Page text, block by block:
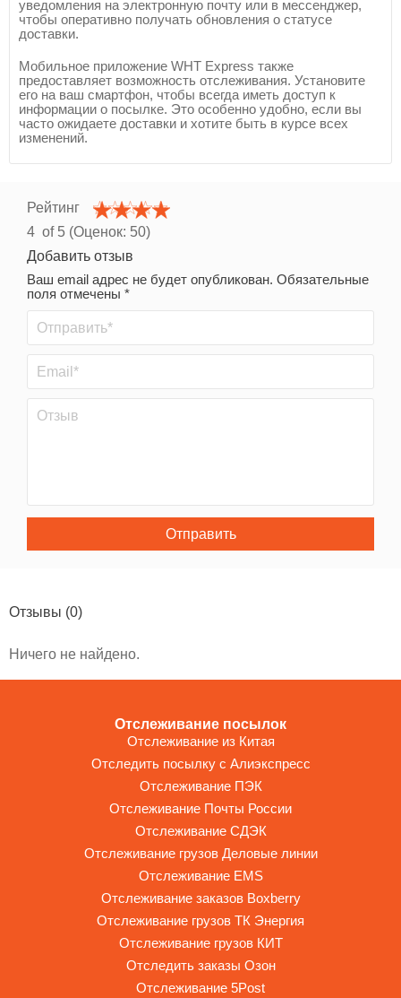
уведомления на электронную почту или в мессенджер,
чтобы оперативно получать обновления о статусе
доставки.
Мобильное приложение WHT Express также
предоставляет возможность отслеживания. Установите
его на ваш смартфон, чтобы всегда иметь доступ к
информации о посылке. Это особенно удобно, если вы
часто ожидаете доставки и хотите быть в курсе всех
изменений.
Рейтинг
4 of 5 (Оценок: 50)
Добавить отзыв
Ваш email адрес не будет опубликован. Обязательные
поля отмечены *
Отправить
Отзывы (0)
Ничего не найдено.
Отслеживание посылок
Отслеживание из Китая
Отследить посылку с Алиэкспресс
Отслеживание ПЭК
Отслеживание Почты России
Отслеживание СДЭК
Отслеживание грузов Деловые линии
Отслеживание EMS
Отслеживание заказов Boxberry
Отслеживание грузов ТК Энергия
Отслеживание грузов КИТ
Отследить заказы Озон
Отслеживание 5Post